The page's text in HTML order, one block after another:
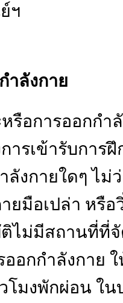
ฯ
ำลังกาย
อการออกกำ
รเข้ารับการ
ลังกายใดๆ ไม่
ยมือเปล่า หรื
ไม่มีสถานที่ที่
อกกำลังกาย
โมงพักผ่อน ใ